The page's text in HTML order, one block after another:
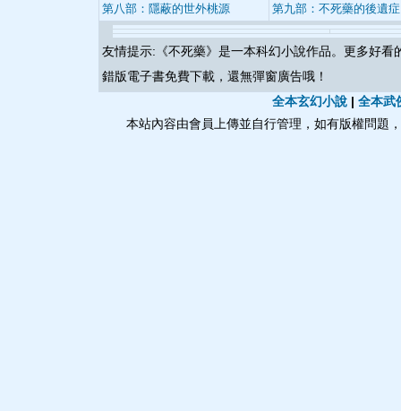
第八部：隱蔽的世外桃源
第九部：不死藥的後遺症
友情提示:《不死藥》是一本科幻小說作品。更多好看
錯版電子書免費下載，還無彈窗廣告哦！
全本玄幻小說 | 全本武
本站內容由會員上傳並自行管理，如有版權問題